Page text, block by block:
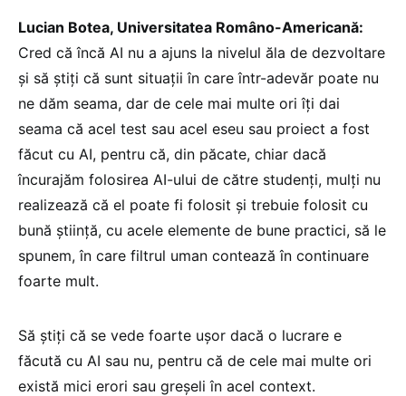
Lucian Botea, Universitatea Româno-Americană:
Cred că încă AI nu a ajuns la nivelul ăla de dezvoltare
și să știți că sunt situații în care într-adevăr poate nu
ne dăm seama, dar de cele mai multe ori îți dai
seama că acel test sau acel eseu sau proiect a fost
făcut cu AI, pentru că, din păcate, chiar dacă
încurajăm folosirea AI-ului de către studenți, mulți nu
realizează că el poate fi folosit și trebuie folosit cu
bună știință, cu acele elemente de bune practici, să le
spunem, în care filtrul uman contează în continuare
foarte mult.
Să știți că se vede foarte ușor dacă o lucrare e
făcută cu AI sau nu, pentru că de cele mai multe ori
există mici erori sau greșeli în acel context.